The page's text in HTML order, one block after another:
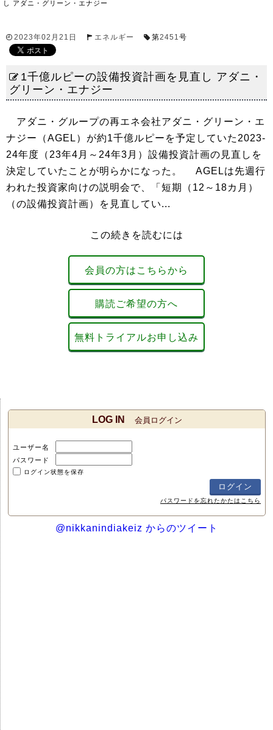
し アダニ・グリーン・エナジー
2023年02月21日 エネルギー 第2451号
1千億ルピーの設備投資計画を見直し アダニ・
グリーン・エナジー
アダニ・グループの再エネ会社アダニ・グリーン・エ
ナジー（AGEL）が約1千億ルピーを予定していた2023-
24年度（23年4月～24年3月）設備投資計画の見直しを
決定していたことが明らかになった。 AGELは先週行
われた投資家向けの説明会で、「短期（12～18カ月）
（の設備投資計画）を見直してい...
この続きを読むには
会員の方はこちらから
購読ご希望の方へ
無料トライアルお申し込み
LOG IN 会員ログイン
ユーザー名
パスワード
ログイン状態を保存
パスワードを忘れたかたはこちら
@nikkanindiakeiz からのツイート